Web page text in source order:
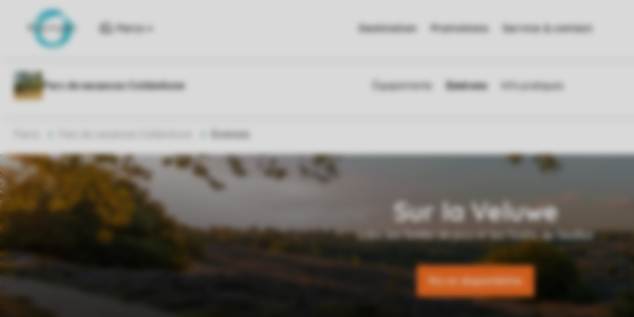
Parcs Destination Promotions Service & contact
Rix et disponibilite